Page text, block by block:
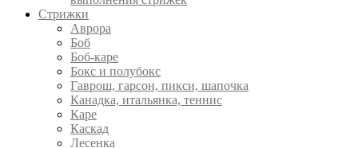
Стрижки
Аврора
Боб
Боб-каре
Бокс и полубокс
Гаврош, гарсон, пикси, шапочка
Канадка, итальянка, теннис
Каре
Каскад
Лесенка